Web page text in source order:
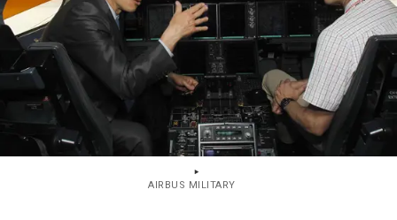
AIRBUS MILITARY